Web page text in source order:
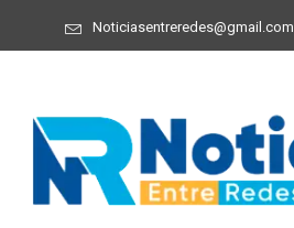
Noticiasentreredes@gmail.com